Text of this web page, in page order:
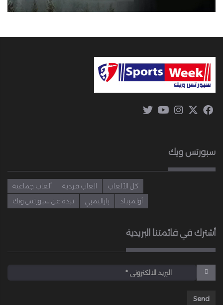
سبورتس ويك
ألعاب جماعية العاب فردية
كل الألعاب
نبذه عن سبورتس ويك
باراليمبي أولمبياد
أشترك في قائمتنا البريدية